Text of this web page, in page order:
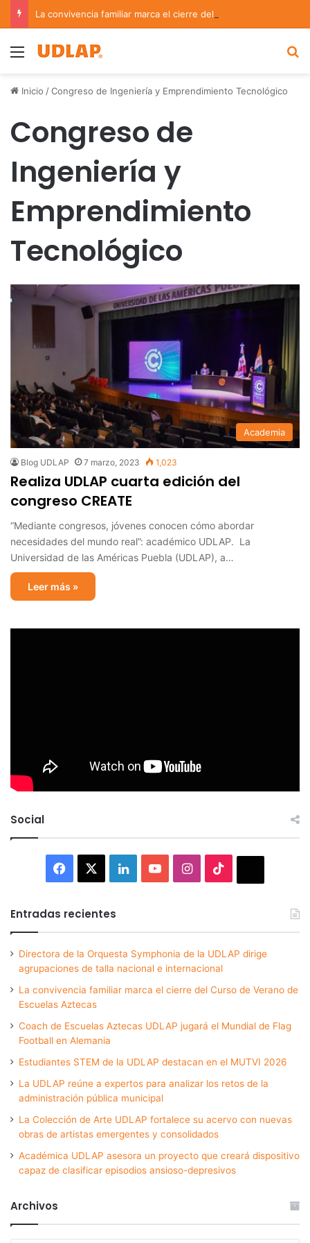
Menu
Inicio /Congreso de Ingeniería y Emprendimiento Tecnológico
Congreso de
Ingeniería y
Emprendimiento
Tecnológico
Academia
Blog UDLAP 7 marzo, 2023 1,023
Realiza UDLAP cuarta edición del
congreso CREATE
“Mediante congresos, jóvenes conocen cómo abordar
necesidades del mundo real”: académico UDLAP. La
Universidad de las Américas Puebla (UDLAP), a…
Leer más »
Social
Facebook LinkedInYouTubeInstagram
Entradas recientes
Directora de la Orquesta Symphonia de la UDLAP dirige
agrupaciones de talla nacional e internacional
La convivencia familiar marca el cierre del Curso de Verano de
Escuelas Aztecas
Coach de Escuelas Aztecas UDLAP jugará el Mundial de Flag
Football en Alemania
Estudiantes STEM de la UDLAP destacan en el MUTVI 2026
La UDLAP reúne a expertos para analizar los retos de la
administración pública municipal
La Colección de Arte UDLAP fortalece su acervo con nuevas
obras de artistas emergentes y consolidados
Académica UDLAP asesora un proyecto que creará dispositivo
capaz de clasificar episodios ansioso-depresivos
Archivos